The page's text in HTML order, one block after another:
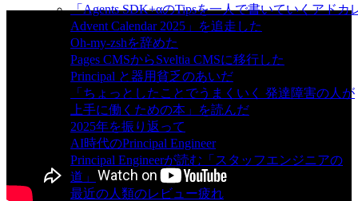
「Agents SDK+αのTipsを一人で書いていくアドカ
Advent Calendar 2025」を追走した
Oh-my-zshを辞めた
Pages CMSからSveltia CMSに移行した
Principal と器用貧乏のあいだ
「ちょっとしたことでうまくいく 発達障害の人が
上手に働くための本」を読んだ
2025年を振り返って
AI時代のPrincipal Engineer
Principal Engineerが読む「スタッフエンジニアの
道」
最近の人類のレビュー疲れ